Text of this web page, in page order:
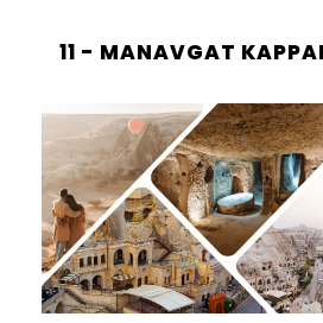
11 - MANAVGAT